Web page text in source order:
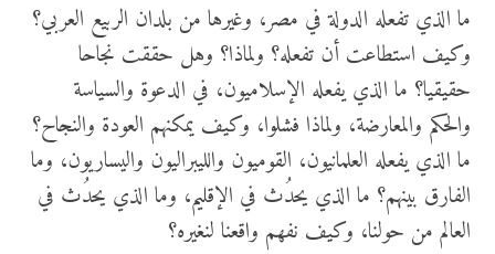
ما الذي تفعله الدولة في مصر، وغيرها من بلدان الربيع العربي؟
وكيف استطاعت أن تفعله؟ ولماذا؟ وهل حققت نجاحا
حقيقيا؟ ما الذي يفعله الإسلاميون، في الدعوة والسياسة
والحكم والمعارضة، ولماذا فشلوا، وكيف يمكنهم العودة والنجاح؟
ما الذي يفعله العلمانيون، القوميون والليبراليون واليساريون، وما
الفارق بينهم؟ ما الذي يحدُث في الإقليم، وما الذي يحدُث في
العالم من حولنا، وكيف نفهم واقعنا لنغيره؟